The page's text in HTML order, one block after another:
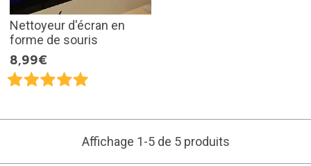
Nettoyeur d'écran en
forme de souris
8,99€
Affichage 1-5 de 5 produits